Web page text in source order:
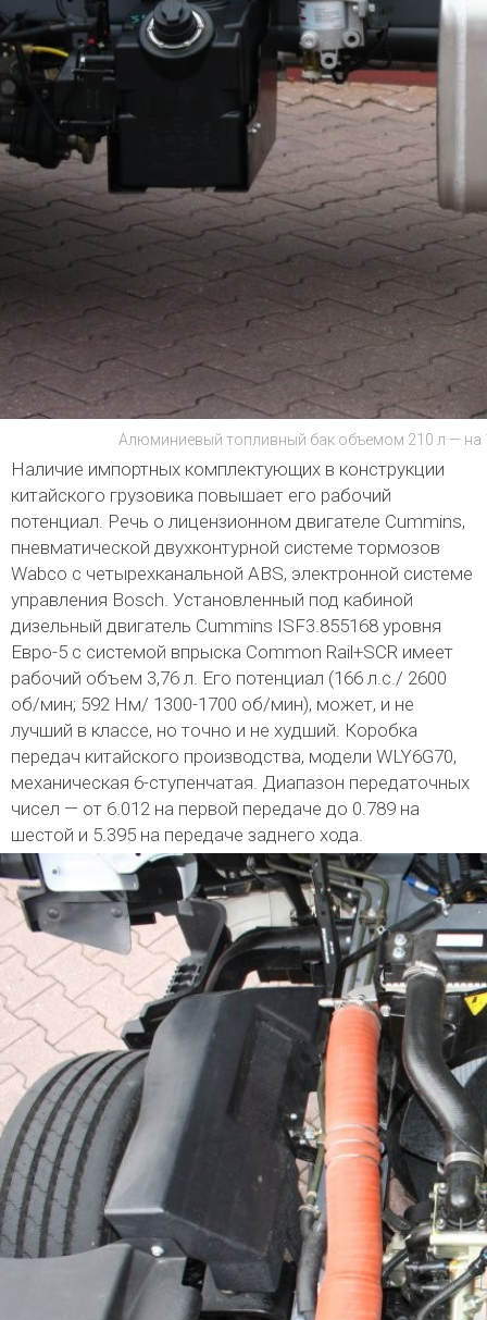
Алюминиевый топливный бак объемом 210 л — на
Наличие импортных комплектующих в конструкции
китайского грузовика повышает его рабочий
потенциал. Речь о лицензионном двигателе Cummins,
пневматической двухконтурной системе тормозов
Wabco с четырехканальной ABS, электронной системе
управления Bosch. Установленный под кабиной
дизельный двигатель Cummins ISF3.855168 уровня
Евро-5 с системой впрыска Common Rail+SCR имеет
рабочий объем 3,76 л. Его потенциал (166 л.с./ 2600
об/мин; 592 Нм/ 1300-1700 об/мин), может, и не
лучший в классе, но точно и не худший. Коробка
передач китайского производства, модели WLY6G70,
механическая 6-ступенчатая. Диапазон передаточных
чисел — от 6.012 на первой передаче до 0.789 на
шестой и 5.395 на передаче заднего хода.